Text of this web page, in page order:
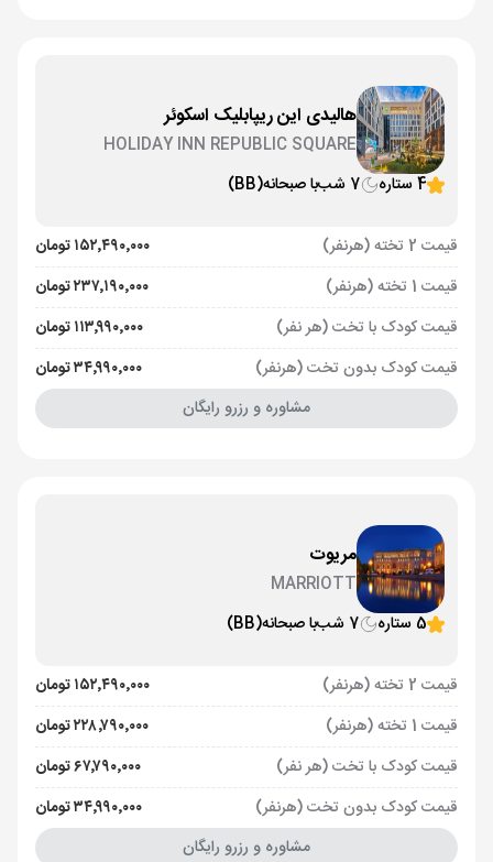
هالیدی این ریپابلیک اسکوئر
HOLIDAY INN REPUBLIC SQUARE
4 ستاره
7 شب با صبحانه(BB)
قیمت 2 تخته (هرنفر)
۱۵۲٬۴۹۰٬۰۰۰ تومان
قیمت 1 تخته (هرنفر)
۲۳۷٬۱۹۰٬۰۰۰ تومان
قیمت کودک با تخت (هر نفر)
۱۱۳٬۹۹۰٬۰۰۰ تومان
قیمت کودک بدون تخت (هرنفر)
۳۴٬۹۹۰٬۰۰۰ تومان
مشاوره و رزرو رایگان
مریوت
MARRIOTT
5 ستاره
7 شب با صبحانه(BB)
قیمت 2 تخته (هرنفر)
۱۵۲٬۴۹۰٬۰۰۰ تومان
قیمت 1 تخته (هرنفر)
۲۲۸٬۷۹۰٬۰۰۰ تومان
قیمت کودک با تخت (هر نفر)
۶۷٬۷۹۰٬۰۰۰ تومان
قیمت کودک بدون تخت (هرنفر)
۳۴٬۹۹۰٬۰۰۰ تومان
مشاوره و رزرو رایگان